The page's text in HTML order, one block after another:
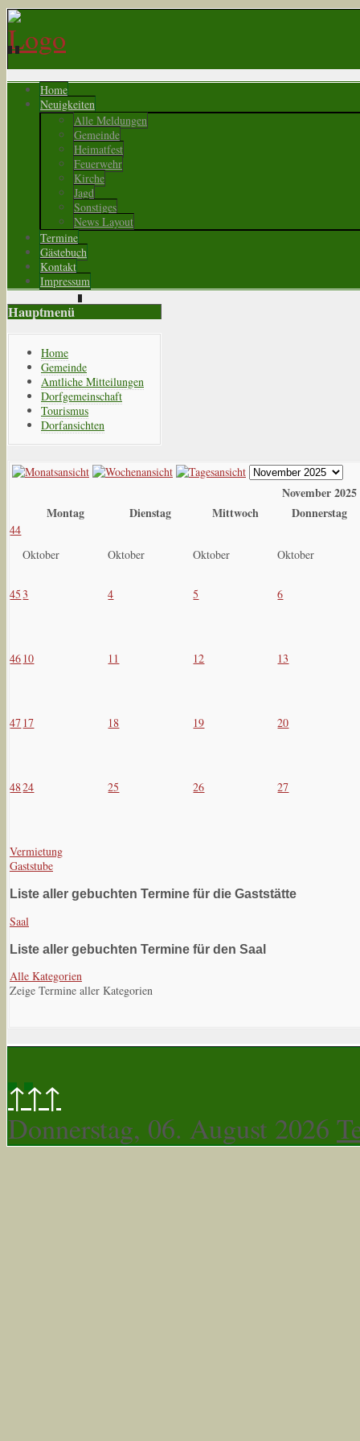
Home
Neuigkeiten
Alle Meldungen
Gemeinde
Heimatfest
Feuerwehr
Kirche
Jagd
Sonstiges
News Layout
Termine
Gästebuch
Kontakt
Impressum
Hauptmenü
Home
Gemeinde
Amtliche Mitteilungen
Dorfgemeinschaft
Tourismus
Dorfansichten
November 2025
Montag
Dienstag Mittwoch Donnerstag
44
Oktober
Oktober Oktober Oktober
45 3 4 5 6
46 10 11 12 13
47 17 18 19 20
4824 25 26 27
Vermietung
Gaststube
Liste aller gebuchten Termine für die Gaststätte
Saal
Liste aller gebuchten Termine für den Saal
Alle Kategorien
Zeige Termine aller Kategorien
↑↑↑
Donnerstag, 06. August 2026